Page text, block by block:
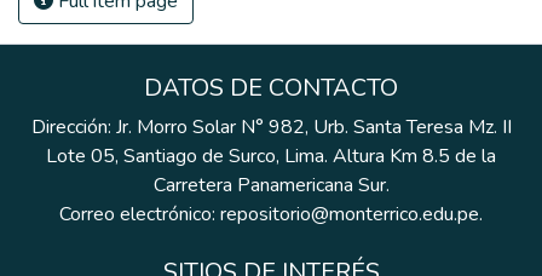
DATOS DE CONTACTO
Dirección: Jr. Morro Solar N° 982, Urb. Santa Teresa Mz. II
Lote 05, Santiago de Surco, Lima. Altura Km 8.5 de la
Carretera Panamericana Sur.
Correo electrónico: repositorio@monterrico.edu.pe.